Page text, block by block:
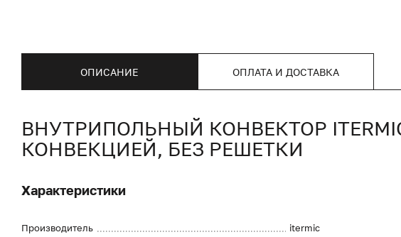
ОПИСАНИЕ ОПЛАТА И ДОСТАВКА
ВНУТРИПОЛЬНЫЙ КОНВЕКТОР
КОНВЕКЦИЕЙ, БЕЗ РЕШЕТКИ
Характеристики
Производитель
itermic